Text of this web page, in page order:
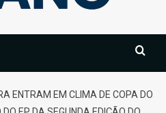
ENTRAM EM CLIMA DE COPA DO